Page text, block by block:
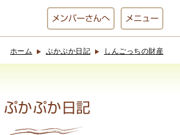
メンバーさんへ メニュー
ホーム ぷかぷか日記 しんごっちの財産
ぷかぷか日記